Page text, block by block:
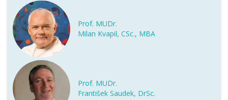
Prof. MUDr.
Milan Kvapil, CSc., MBA
Prof. MUDr.
František Saudek, DrSc.